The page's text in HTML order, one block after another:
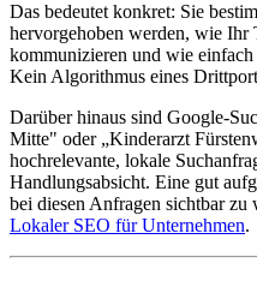
Das bedeutet konkret: Sie
hervorgehoben werden, wie Ihr
kommunizieren und wie
Kein Algorithmus eines
Darüber hinaus sind Google-
Mitte" oder „Kinderarzt
hochrelevante, lokale
Handlungsabsicht. Eine gut
bei diesen Anfragen sichtbar
Lokaler SEO für Unternehmen.